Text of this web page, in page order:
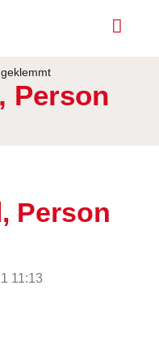
Person
Person
11:13